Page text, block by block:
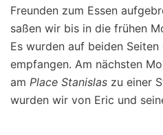
Freunden zum Essen
saßen wir bis in die frühen
Es wurden auf beiden
empfangen. Am nächsten
am Place Stanislas zu einer
wurden wir von Eric und